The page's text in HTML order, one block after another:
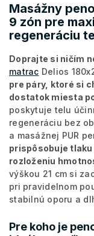
Masážny
9 zón pre
regeneráciu
Doprajte si ničím
matrac Delios
pre páry, ktoré si
dostatok miesta
poskytuje telu
regeneráciu bez
a masážnej PUR
prispôsobuje tlaku
rozloženiu
výškou 21 cm si
pri pravidelnom
stabilnú oporu a
Pre koho je